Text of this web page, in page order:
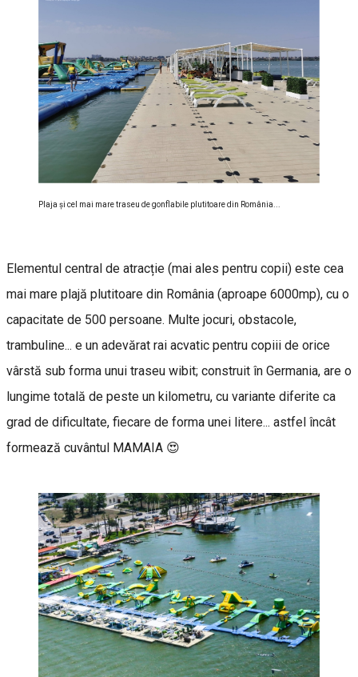
Plaja și cel mai mare traseu de gonflabile plutitoare din România...
Elementul central de atracție (mai ales pentru copii) este cea
mai mare plajă plutitoare din România (aproape 6000mp), cu o
capacitate de 500 persoane. Multe jocuri, obstacole,
trambuline... e un adevărat rai acvatic pentru copiii de orice
vârstă sub forma unui traseu wibit; construit în Germania, are o
lungime totală de peste un kilometru, cu variante diferite ca
grad de dificultate, fiecare de forma unei litere... astfel încât
formează cuvântul MAMAIA 😍